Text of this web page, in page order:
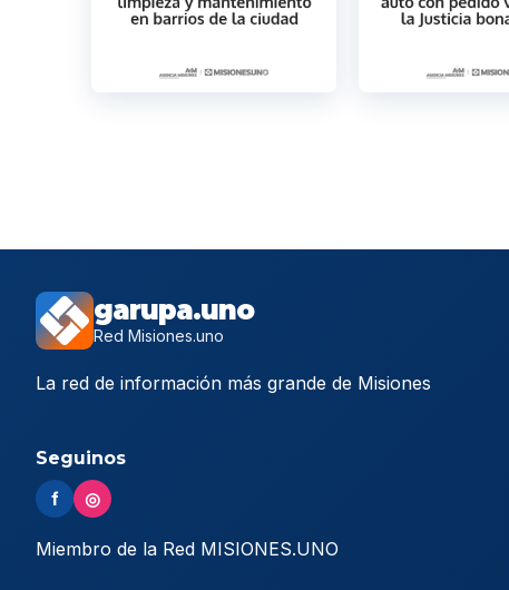
garupa.uno
Red Misiones.uno
La red de información más grande de Misiones
Seguinos
f ◎
Miembro de la Red MISIONES.UNO